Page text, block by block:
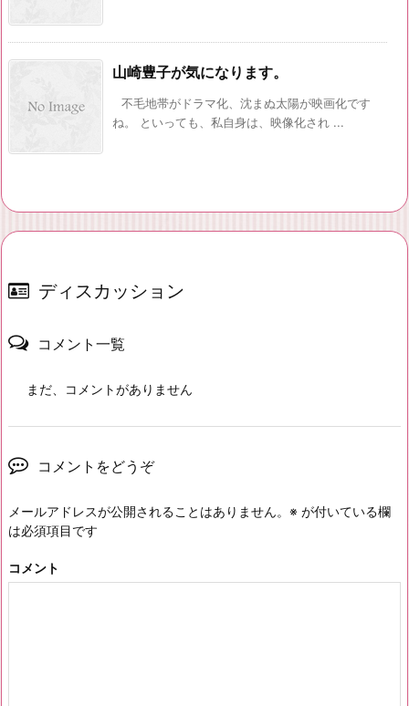
山崎豊子が気になります。
不毛地帯がドラマ化、沈まぬ太陽が映画化です
ね。 といっても、私自身は、映像化され ...
ディスカッション
コメント一覧
まだ、コメントがありません
コメントをどうぞ
メールアドレスが公開されることはありません。 ※ が付いている欄
は必須項目です
コメント